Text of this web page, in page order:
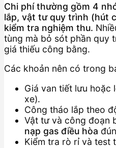
Chi phí thường gồm 4
lắp, vật tư quy trình (hút
kiểm tra nghiệm thu.
tùng mà bỏ sót phần quy
giá thiếu công bằng.
Các khoản nên có trong
Giá van tiết lưu hoặc
xe).
Công tháo lắp theo
Vật tư và công đoạn
nạp gas điều hòa
Kiểm tra rò rỉ và test